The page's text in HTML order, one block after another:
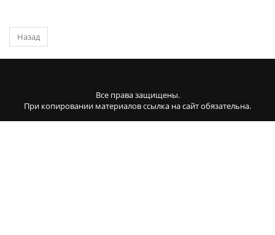
Назад
Все права защищены.
При копировании материалов ссылка на сайт обязательна.